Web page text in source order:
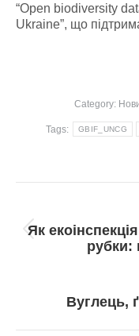
“Open biodiversity
Ukraine”, що
Category:
Tags: GBIF_UNCG
navigation
Як
рубки:
Вуглець,